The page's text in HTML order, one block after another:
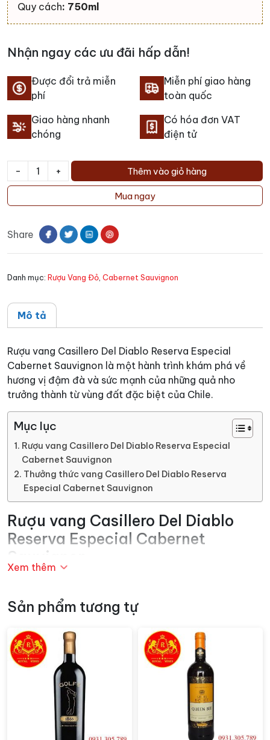
Quy cách: 750ml
Nhận ngay các ưu đãi hấp dẫn!
Được đổi trả miễn
phí
Miễn phí giao hàng
toàn quốc
Giao hàng nhanh
chóng
Có hóa đơn VAT
điện tử
-
Rượu
Casillero
Diablo
Cabernet
+ Thêm vào giỏ hàng
Mua ngay
Share
Danh mục: Rượu Vang Đỏ, Cabernet Sauvignon
Mô tả
Rượu vang Casillero Del Diablo Reserva Especial
Cabernet Sauvignon là một hành trình khám phá về
hương vị đậm đà và sức mạnh của những quả nho
trưởng thành từ vùng đất đặc biệt của Chile.
Mục lục
Rượu vang Casillero Del Diablo Reserva Especial
Cabernet Sauvignon
Thưởng thức vang Casillero Del Diablo Reserva
Especial Cabernet Sauvignon
Rượu vang Casillero Del Diablo
Reserva Especial Cabernet
Sauvignon
tinh tế giữa hương thơm của trái cây đỏ chín như mâm
xôi đen và anh đào, với một chút hương của gỗ sồi từ
thùng ủ. Mỗi giọt rượu vang mang lại một trải nghiệm
hương vị phong phú và đa chiều, thể hiện sự tinh tế
trong từng hơi thở.
Với tên gọi “Casillero Del Diablo” – “Phòng của Quỷ”,
sản phẩm này không chỉ là một chai
rượu vang
là một câu chuyện về sự huyền bí và truyền thuyết.
Hậu quả của việc bảo vệ những quả nho quý giá, sự kết
Xem thêm
Sản phẩm tương tự